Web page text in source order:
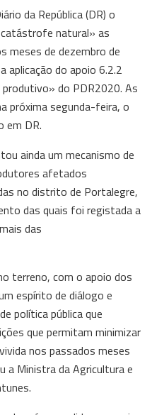
da República (DR) o
natural» as
meses de dezembro de
aplicação do apoio 6.2.2
do PDR2020. As
próxima segunda-feira, o
em DR.
ainda um mecanismo de
afetados
no distrito de Portalegre,
das quais foi registada a
das
terreno, com o apoio dos
espírito de diálogo e
política pública que
que permitam minimizar
nos passados meses
a Ministra da Agricultura e